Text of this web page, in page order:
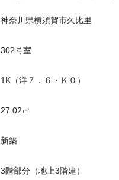
神奈川県横須賀市久比里
302号室
1K（洋７．６・Ｋ０）
27.02㎡
新築
3階部分（地上3階建）